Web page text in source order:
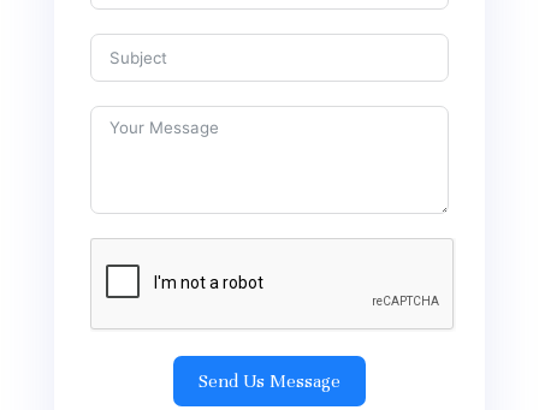
Send Us Message